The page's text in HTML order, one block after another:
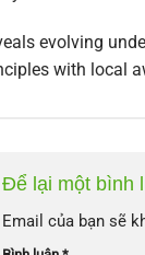
evolving
with local
Để lại một bình
Email của bạn sẽ